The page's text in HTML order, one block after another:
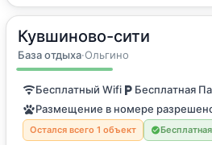
Кувшиново-сити
База отдыха·Ольгино
100м 2·3 гостя
Дом для отпуска
Бесплатный Wifi
Бесплатная
Размещение в номере
Остался всего 1 объект